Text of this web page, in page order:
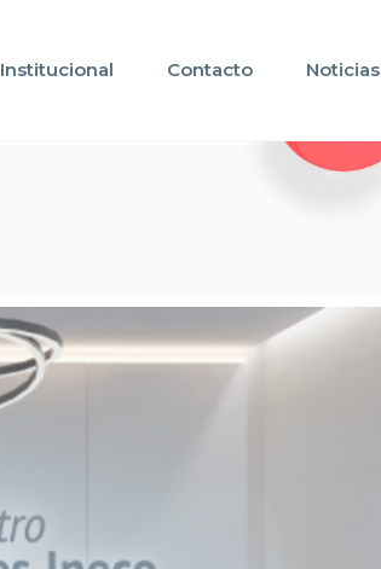
Institucional Contacto Noticias